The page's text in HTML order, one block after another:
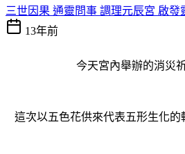
三世因果 通靈問事 調理元辰宮 啟發
13年前
今天宮內舉辦的消災
這次以五色花供來代表五形生化